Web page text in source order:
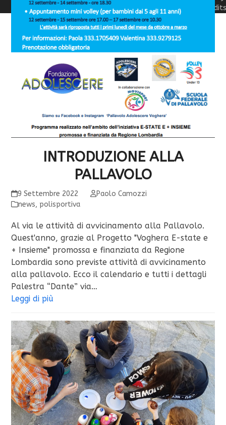
INTRODUZIONE ALLA
PALLAVOLO
9 Settembre 2022
Paolo Camozzi
news, polisportiva
Al via le attività di avvicinamento alla Pallavolo.
Quest'anno, grazie al Progetto "Voghera E-state e
+ Insieme" promossa e finanziata da Regione
Lombardia sono previste attività di avvicinamento
alla pallavolo. Ecco il calendario e tutti i dettagli
Palestra “Dante” via…
Leggi di più
Credits